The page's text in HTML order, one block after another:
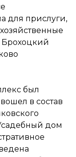
для прислуги,
был
в состав
дом